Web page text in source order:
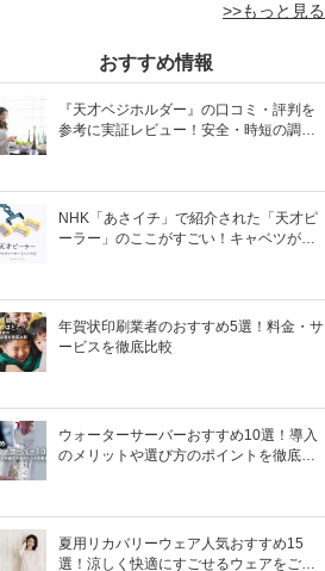
>>もっと見る
おすすめ情報
『天才ベジホルダー』の口コミ・評判を
参考に実証レビュー！安全・時短の調理
NHK「あさイチ」で紹介された「天才ピ
ーラー」のここがすごい！キャベツがほ
年賀状印刷業者のおすすめ5選！料金・サ
ービスを徹底比較
ウォーターサーバーおすすめ10選！導入
のメリットや選び方のポイントを徹底解
夏用リカバリーウェア人気おすすめ15
選！涼しく快適にすごせるウェアをご紹